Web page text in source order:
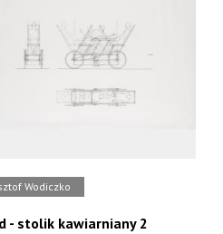
Wodiczko
- stolik kawiarniany 2